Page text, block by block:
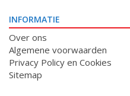
INFORMATIE
Over ons
Algemene voorwaarden
Privacy Policy en Cookies
Sitemap